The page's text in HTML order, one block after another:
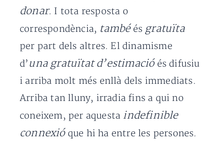
donar. I tota resposta o
correspondència, tambéés gratuïta
per part dels altres. El dinamisme
d’una gratuïtat d’estimacióés difusiu
i arriba molt més enllà dels immediats.
Arriba tan lluny, irradia fins a qui no
coneixem, per aquesta indefinible
connexióque hi ha entre les persones.